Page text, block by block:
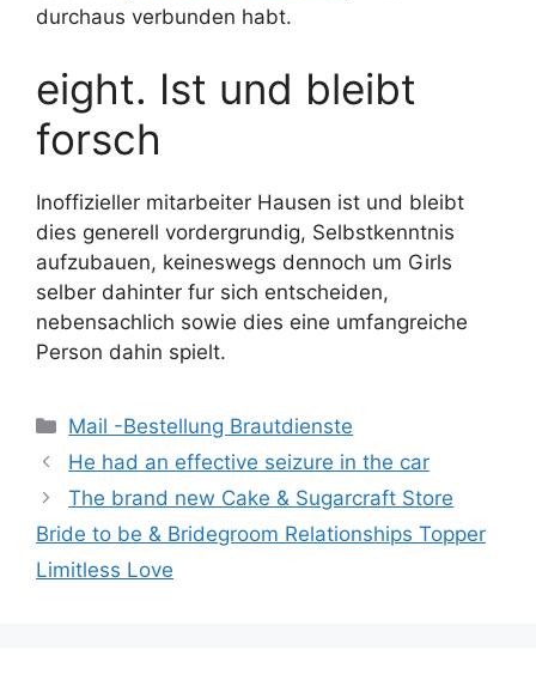
durchaus verbunden habt.
eight. Ist und bleibt
forsch
Inoffizieller mitarbeiter Hausen ist und bleibt
dies generell vordergrundig, Selbstkenntnis
aufzubauen, keineswegs dennoch um Girls
selber dahinter fur sich entscheiden,
nebensachlich sowie dies eine umfangreiche
Person dahin spielt.
Categories
Mail -Bestellung Brautdienste
He had an effective seizure in the car
The brand new Cake & Sugarcraft Store
Bride to be & Bridegroom Relationships Topper
Limitless Love